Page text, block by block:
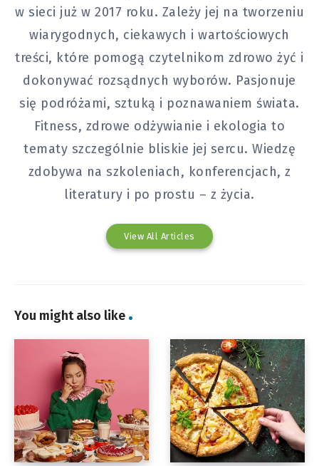
w sieci już w 2017 roku. Zależy jej na tworzeniu
wiarygodnych, ciekawych i wartościowych
treści, które pomogą czytelnikom zdrowo żyć i
dokonywać rozsądnych wyborów. Pasjonuje
się podróżami, sztuką i poznawaniem świata.
Fitness, zdrowe odżywianie i ekologia to
tematy szczególnie bliskie jej sercu. Wiedzę
zdobywa na szkoleniach, konferencjach, z
literatury i po prostu – z życia.
View All Articles
You might also like